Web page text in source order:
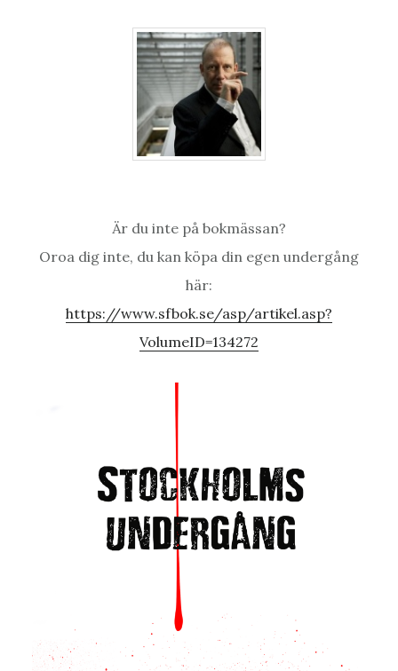
Är du inte på bokmässan?
Oroa dig inte, du kan köpa din egen undergång
här:
https://www.sfbok.se/asp/artikel.asp?
VolumeID=134272